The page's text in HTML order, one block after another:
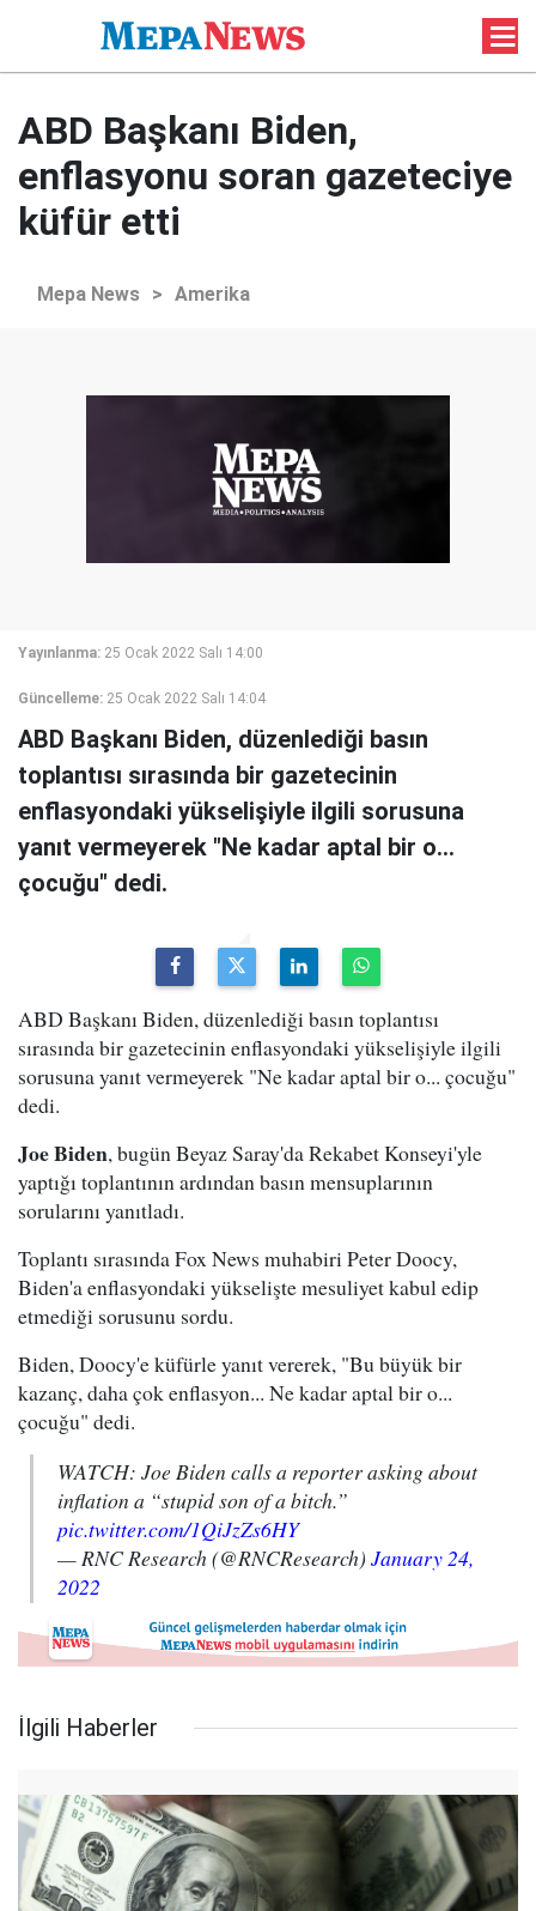
ABD Başkanı Biden,
enflasyonu soran gazeteciye
küfür etti
Mepa News > Amerika
Yayınlanma: 25 Ocak 2022 Salı 14:00
Güncelleme: 25 Ocak 2022 Salı 14:04
ABD Başkanı Biden, düzenlediği basın
toplantısı sırasında bir gazetecinin
enflasyondaki yükselişiyle ilgili sorusuna
yanıt vermeyerek "Ne kadar aptal bir o...
çocuğu" dedi.
ABD Başkanı Biden, düzenlediği basın toplantısı
sırasında bir gazetecinin enflasyondaki yükselişiyle ilgili
sorusuna yanıt vermeyerek "Ne kadar aptal bir o... çocuğu"
dedi.
Joe Biden, bugün Beyaz Saray'da Rekabet Konseyi'yle
yaptığı toplantının ardından basın mensuplarının
sorularını yanıtladı.
Toplantı sırasında Fox News muhabiri Peter Doocy,
Biden'a enflasyondaki yükselişte mesuliyet kabul edip
etmediği sorusunu sordu.
Biden, Doocy'e küfürle yanıt vererek, "Bu büyük bir
kazanç, daha çok enflasyon... Ne kadar aptal bir o...
çocuğu" dedi.
WATCH: Joe Biden calls a reporter asking about
inflation a “stupid son of a bitch.”
pic.twitter.com/1QiJzZs6HY
— RNC Research (@RNCResearch) January 24,
2022
İlgili Haberler